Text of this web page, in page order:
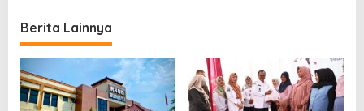
i
o
n
Berita Lainnya